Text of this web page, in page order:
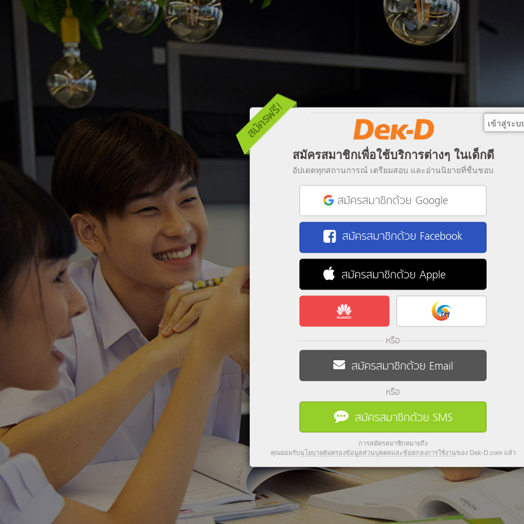
สมัครสมาชิกเพื่อใช้บริการต่างๆ ในเด็กดี
อัปเดตทุกสถานการณ์ เตรียมสอบ และอ่านนิยายที่ชื่นชอบ
สมัครสมาชิกด้วย Google
สมัครสมาชิกด้วย Facebook
สมัครสมาชิกด้วย Apple
หรือ
สมัครสมาชิกด้วย Email
หรือ
สมัครสมาชิกด้วย SMS
การสมัครสมาชิกหมายถึง
คุณยอมรับนโยบายคุ้มครองข้อมูลส่วนบุคคลและข้อตกลงการใช้งานของ Dek-D.com แล้ว
เข้าสู่ระบ